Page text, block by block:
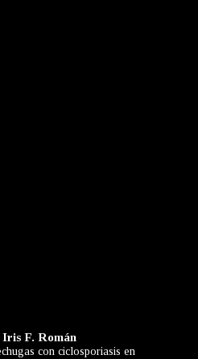
F. Román
con ciclosporiasis en